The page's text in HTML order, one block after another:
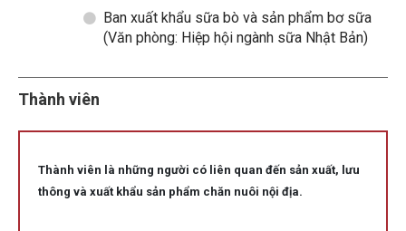
Ban xuất khẩu sữa bò và sản phẩm bơ sữa
(Văn phòng: Hiệp hội ngành sữa Nhật Bản)
Thành viên
Thành viên là những người có liên quan đến sản xuất, lưu
thông và xuất khẩu sản phẩm chăn nuôi nội địa.